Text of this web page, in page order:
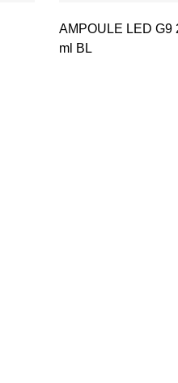
AMPOULE LED G9 2X3W 3000 360
ml BL